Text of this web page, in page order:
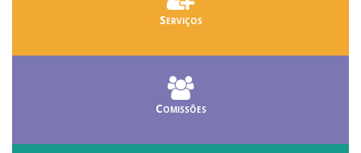
Serviços
Comissões